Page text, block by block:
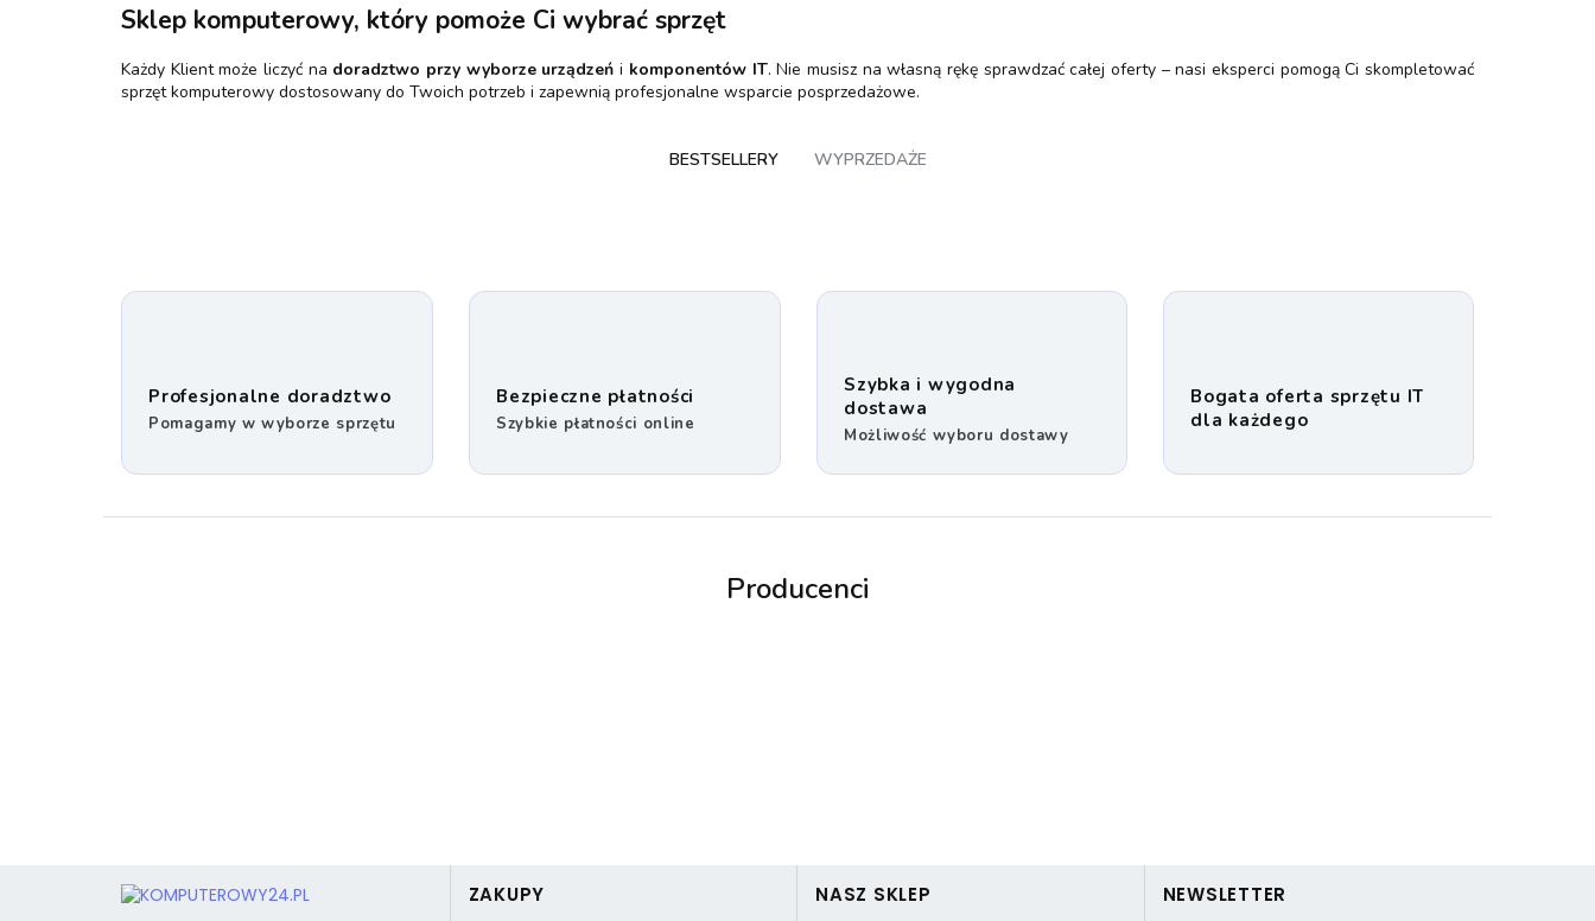
Sklep komputerowy, który pomoże Ci wybrać sprzęt
Każdy Klient może liczyć na doradztwo przy wyborze urządzeń i komponentów IT. Nie musisz na własną rękę sprawdzać całej oferty – nasi eksperci pomogą Ci skompletować
sprzęt komputerowy dostosowany do Twoich potrzeb i zapewnią profesjonalne wsparcie posprzedażowe.
BESTSELLERY WYPRZEDAŻE
Profesjonalne doradztwo
Pomagamy w wyborze sprzętu
Bezpieczne płatności
Szybkie płatności online
Szybka i wygodna
dostawa
Możliwość wyboru dostawy
Bogata oferta sprzętu IT
dla każdego
Producenci
3mk Protection
ZAKUPY NASZ SKLEP NEWSLETTER